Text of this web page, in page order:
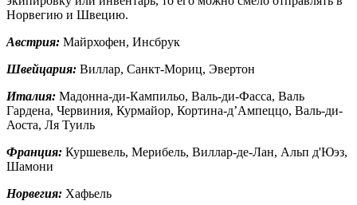
Норвегию и Швецию.
Австрия: Майрхофен, Инсбрук
Швейцария: Виллар, Санкт-Мориц, Эвертон
Италия: Мадонна-ди-Кампильо, Валь-ди-Фасса, Валь
Гардена, Червиния, Курмайор, Кортина-д’Ампеццо, Валь-ди-
Аоста, Ля Туиль
Франция: Куршевель, Мерибель, Виллар-де-Лан, Альп д'Юэз,
Шамони
Норвегия: Хафьель